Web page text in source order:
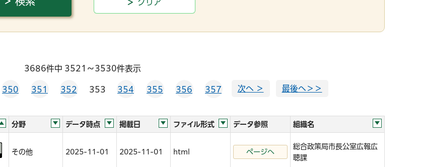
3686件中 3521～3530件表示
350 351 352 353 354 355 356 357 次へ ＞ 最後へ＞＞
分野 データ時点 掲載日 ファイル形式 データ参照 組織名
その他 2025-11-01 2025-11-01 html ページへ
総合政策局市長公室広報広
聴課